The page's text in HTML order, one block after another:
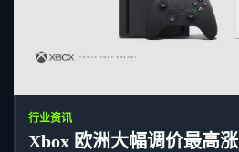
行业资讯
Xbox 欧洲大幅调价最高